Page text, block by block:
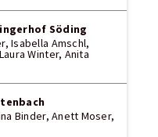
Söding
Isabella Amschl,
Winter, Anita
Binder, Anett Moser,